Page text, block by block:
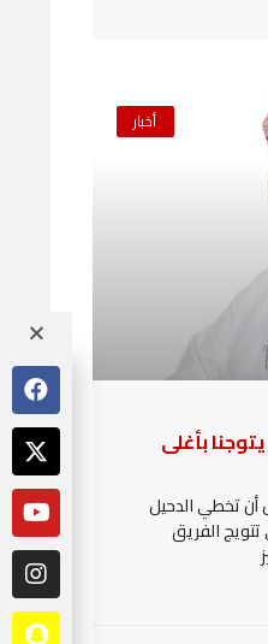
أخبار
بأغلى
أن تخطي الدحيل
الفريق